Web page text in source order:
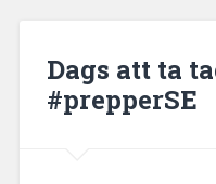
Dags att ta
#prepperSE